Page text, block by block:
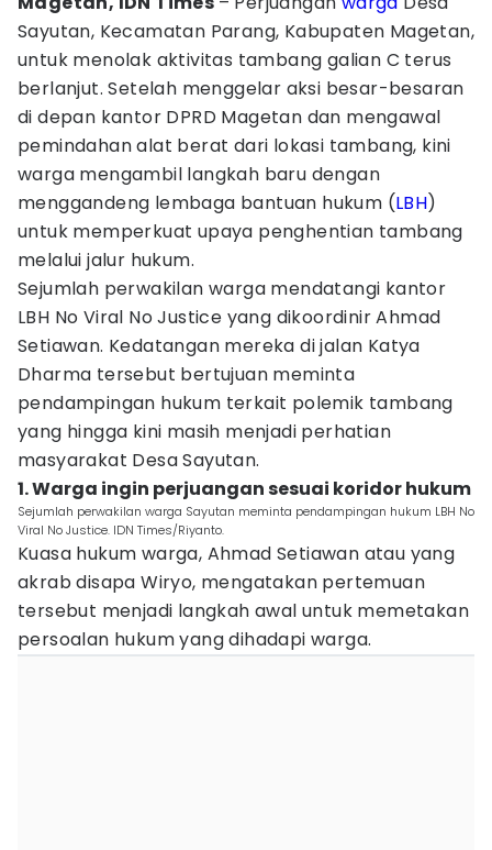
Sayutan, Kecamatan Parang, Kabupaten Magetan,
untuk menolak aktivitas tambang galian C terus
berlanjut. Setelah menggelar aksi besar-besaran
di depan kantor DPRD Magetan dan mengawal
pemindahan alat berat dari lokasi tambang, kini
warga mengambil langkah baru dengan
menggandeng lembaga bantuan hukum (LBH)
untuk memperkuat upaya penghentian tambang
melalui jalur hukum.
Sejumlah perwakilan warga mendatangi kantor
LBH No Viral No Justice yang dikoordinir Ahmad
Setiawan. Kedatangan mereka di jalan Katya
Dharma tersebut bertujuan meminta
pendampingan hukum terkait polemik tambang
yang hingga kini masih menjadi perhatian
masyarakat Desa Sayutan.
1. Warga ingin perjuangan sesuai koridor hukum
Sejumlah perwakilan warga Sayutan meminta pendampingan hukum LBH No
Viral No Justice. IDN Times/Riyanto.
Kuasa hukum warga, Ahmad Setiawan atau yang
akrab disapa Wiryo, mengatakan pertemuan
tersebut menjadi langkah awal untuk memetakan
persoalan hukum yang dihadapi warga.